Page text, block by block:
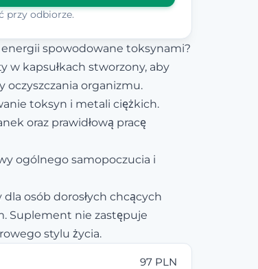
przy odbiorze.
energii spowodowane toksynami?
kapsułkach stworzony, aby
oczyszczania organizmu.
toksyn i metali ciężkich.
oraz prawidłową pracę
ogólnego samopoczucia i
osób dorosłych chcących
Suplement nie zastępuje
stylu życia.
97 PLN